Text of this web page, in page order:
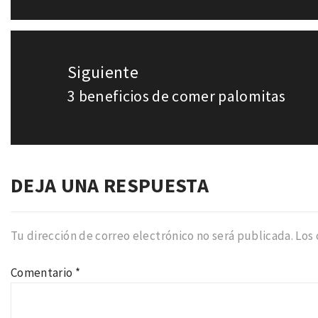
Siguiente
Entrada
3 beneficios de comer palomitas
DEJA UNA RESPUESTA
Tu dirección de correo electrónico no será publicada. Los
Comentario *